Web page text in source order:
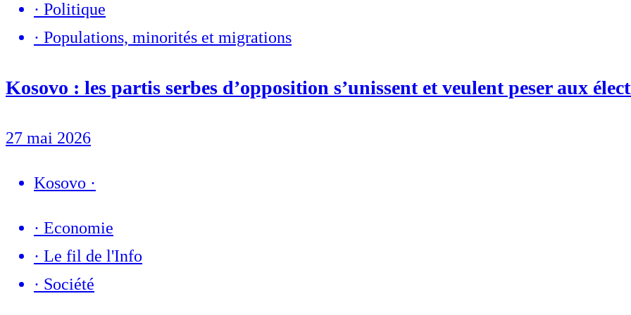
· Politique
· Populations, minorités et migrations
Kosovo : les partis serbes d’opposition s’unissent et veulent peser aux
27 mai 2026
Kosovo ·
· Economie
· Le fil de l'Info
· Société